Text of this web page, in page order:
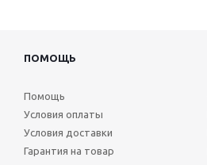
ПОМОЩЬ
Помощь
Условия оплаты
Условия доставки
Гарантия на товар